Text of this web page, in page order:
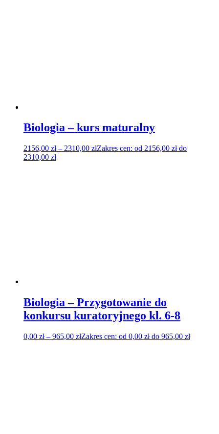
Biologia – kurs maturalny
2156,00 zł – 2310,00 złZakres cen: od 2156,00 zł do
2310,00 zł
Biologia – Przygotowanie do
konkursu kuratoryjnego kl. 6-8
0,00 zł – 965,00 złZakres cen: od 0,00 zł do 965,00 zł